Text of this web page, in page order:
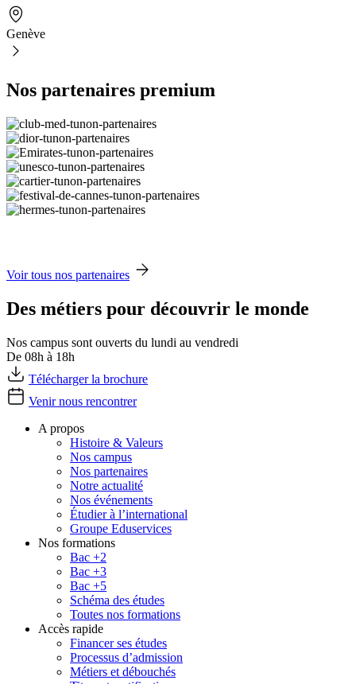
Genève
Nos partenaires premium
Voir tous nos partenaires
Des métiers pour découvrir le monde
Nos campus sont ouverts du lundi au vendredi
De 08h à 18h
Télécharger la brochure
Venir nous rencontrer
A propos
Histoire & Valeurs
Nos campus
Nos partenaires
Notre actualité
Nos événements
Étudier à l’international
Groupe Eduservices
Nos formations
Bac +2
Bac +3
Bac +5
Schéma des études
Toutes nos formations
Accès rapide
Financer ses études
Processus d’admission
Métiers et débouchés